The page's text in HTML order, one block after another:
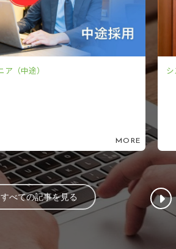
システムエンジニア（新卒）
すべての記事を見る